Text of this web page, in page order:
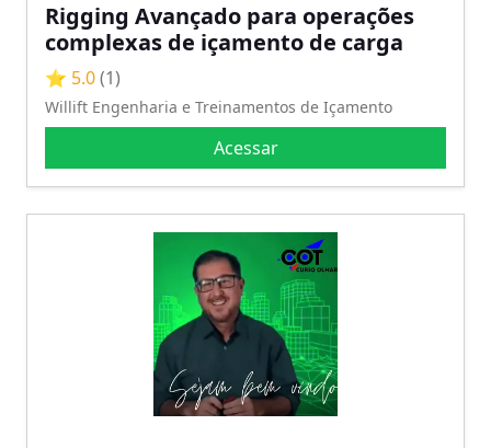
Rigging Avançado para operações
complexas de içamento de carga
⭐ 5.0(1)
Willift Engenharia e Treinamentos de Içamento
Acessar